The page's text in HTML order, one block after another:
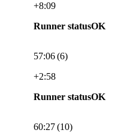
+8:09
Runner statusOK
57:06 (6)
+2:58
Runner statusOK
60:27 (10)